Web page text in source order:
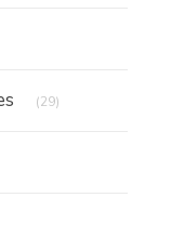
(29)